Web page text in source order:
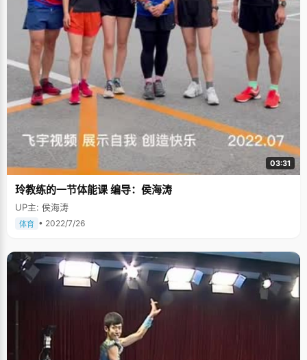
03:31
玲教练的一节体能课 编导：侯海涛
UP主: 侯海涛
体育 • 2022/7/26